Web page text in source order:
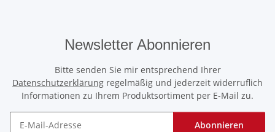
Newsletter Abonnieren
Bitte senden Sie mir entsprechend Ihrer
Datenschutzerklärung regelmäßig und jederzeit widerruflich
Informationen zu Ihrem Produktsortiment per E-Mail zu.
Abonnieren